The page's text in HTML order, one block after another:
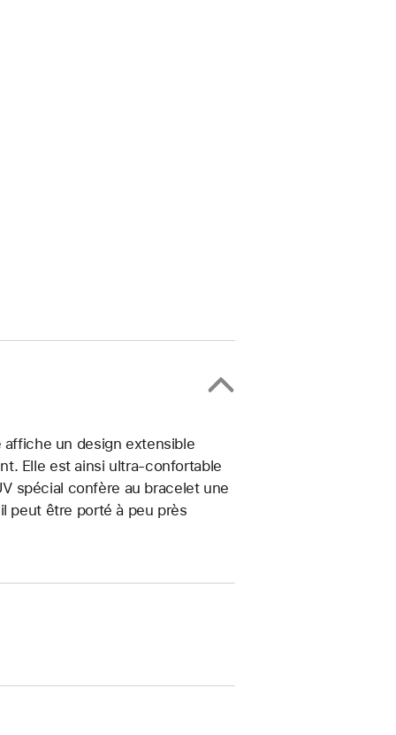
un design extensible
Elle est ainsi ultra-confortable
spécial confère au bracelet une
peut être porté à peu près